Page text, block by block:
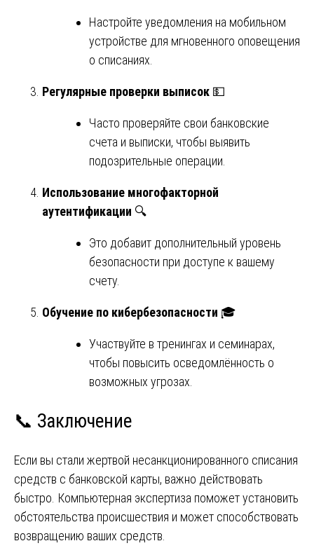
Настройте уведомления на мобильном
устройстве для мгновенного оповещения
о списаниях.
Регулярные проверки выписок 💵
Часто проверяйте свои банковские
счета и выписки, чтобы выявить
подозрительные операции.
Использование многофакторной
аутентификации 🔍
Это добавит дополнительный уровень
безопасности при доступе к вашему
счету.
Обучение по кибербезопасности 🎓
Участвуйте в тренингах и семинарах,
чтобы повысить осведомлённость о
возможных угрозах.
📞 Заключение
Если вы стали жертвой несанкционированного списания
средств с банковской карты, важно действовать
быстро. Компьютерная экспертиза поможет установить
обстоятельства происшествия и может способствовать
возвращению ваших средств.